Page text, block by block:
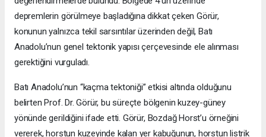
depremlerin görülmeye başladığına dikkat çeken Görür,
konunun yalnızca tekil sarsıntılar üzerinden değil, Batı
Anadolu’nun genel tektonik yapısı çerçevesinde ele alınması
gerektiğini vurguladı.
Batı Anadolu’nun “kaçma tektoniği” etkisi altında olduğunu
belirten Prof. Dr. Görür, bu süreçte bölgenin kuzey-güney
yönünde gerildiğini ifade etti. Görür, Bozdağ Horst’u örneğini
vererek, horstun kuzeyinde kalan yer kabuğunun, horstun listrik